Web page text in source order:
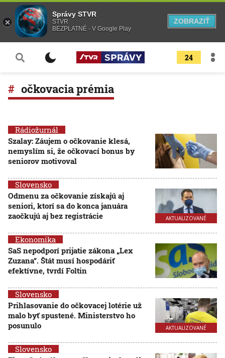
24
očkovacia prémia
Rádiožurnál
Szalay: Záujem o očkovanie klesá,
nemyslím si, že očkovací bonus by
seniorov motivoval
AKTUALIZOVANÉ
Slovensko
Odmenu za očkovanie získajú aj
seniori, ktorí sa do konca januára
zaočkujú aj bez registrácie
Ekonomika
SaS nepodporí prijatie zákona „Lex
Zuzana“. Štát musí hospodáriť
efektívne, tvrdí Foltin
AKTUALIZOVANÉ
Slovensko
Prihlasovanie do očkovacej lotérie už
malo byť spustené. Ministerstvo ho
posunulo
Slovensko
Správy STVR
STVR
BEZPLATNÉ - V Google Play
ZOBRAZIŤ